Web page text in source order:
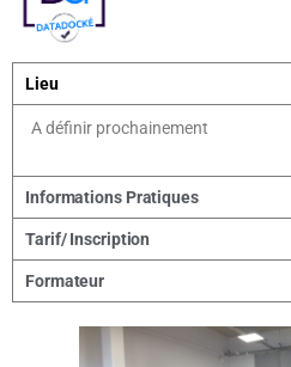
Lieu
A définir prochainement
Informations Pratiques
Tarif/ Inscription
Formateur